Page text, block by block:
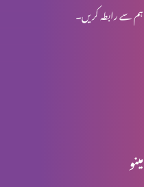
ہم سے رابطہ کریں۔
مینو